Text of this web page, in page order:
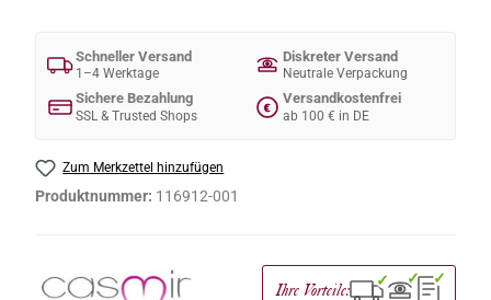
Schneller Versand
1–4 Werktage
Diskreter Versand
Neutrale Verpackung
Sichere Bezahlung
SSL & Trusted Shops
€
Versandkostenfrei
ab 100 € in DE
Zum Merkzettel hinzufügen
Produktnummer: 116912-001
Ihre Vorteile: ✓ ✓ ✓